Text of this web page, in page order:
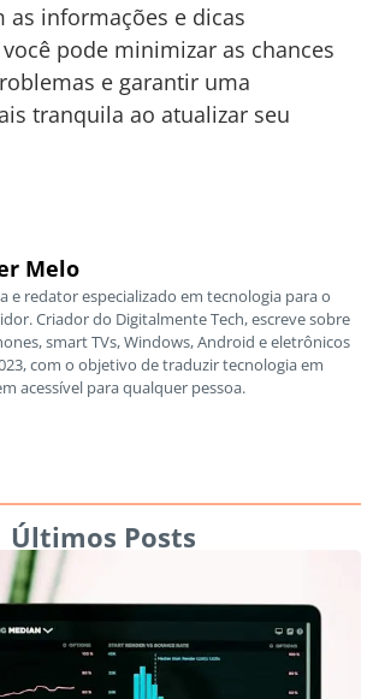
as informações e dicas
pode minimizar as chances
e garantir uma
tranquila ao atualizar seu
Melo
e redator especializado em tecnologia para o
Criador do Digitalmente Tech, escreve sobre
smart TVs, Windows, Android e eletrônicos
com o objetivo de traduzir tecnologia em
acessível para qualquer pessoa.
Últimos Posts